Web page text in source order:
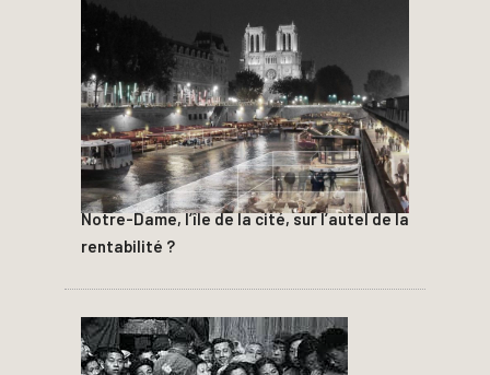
Notre-Dame, l’île de la cité, sur l’autel de la
rentabilité ?